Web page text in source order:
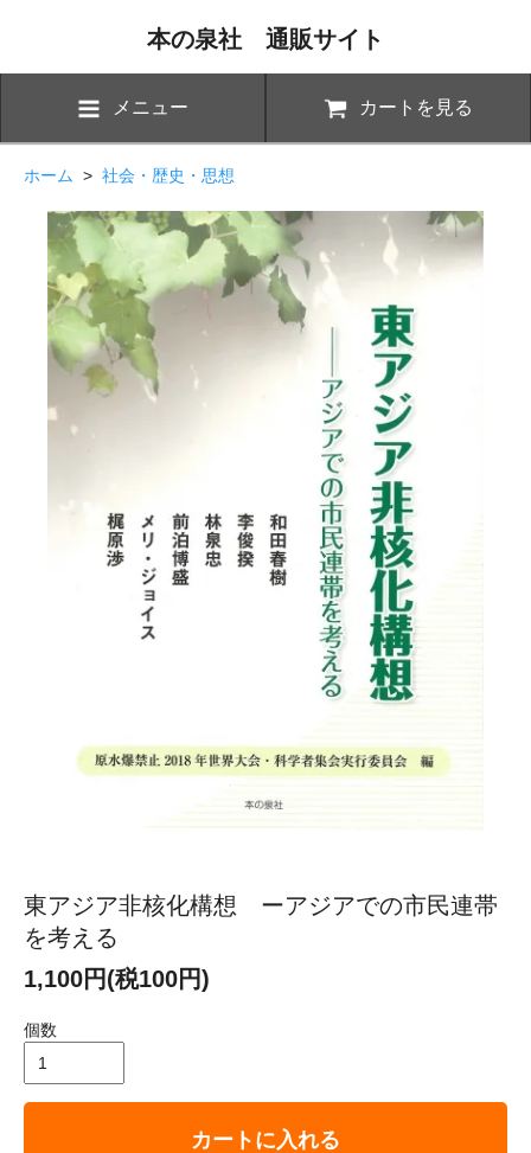
本の泉社 通販サイト
メニュー カートを見る
ホーム > 社会・歴史・思想
東アジア非核化構想 ーアジアでの市民連帯
を考える
1,100円(税100円)
個数
カートに入れる